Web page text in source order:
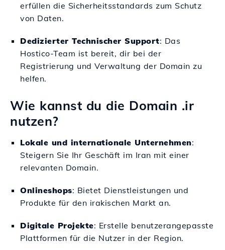
erfüllen die Sicherheitsstandards zum Schutz
von Daten.
Dedizierter Technischer Support: Das
Hostico-Team ist bereit, dir bei der
Registrierung und Verwaltung der Domain zu
helfen.
Wie kannst du die Domain .ir
nutzen?
Lokale und internationale Unternehmen:
Steigern Sie Ihr Geschäft im Iran mit einer
relevanten Domain.
Onlineshops: Bietet Dienstleistungen und
Produkte für den irakischen Markt an.
Digitale Projekte: Erstelle benutzerangepasste
Plattformen für die Nutzer in der Region.